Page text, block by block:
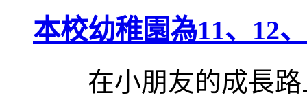
本校幼稚園為11、12
在小朋友的成長路